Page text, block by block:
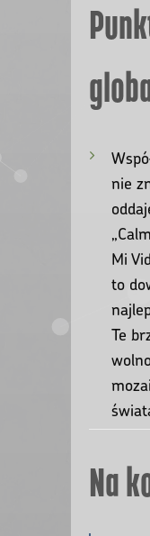
nie
Mi
to
Te
Na